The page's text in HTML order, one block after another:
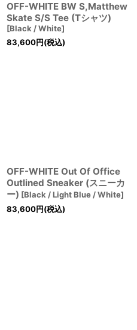
OFF-WHITE BW S,Matthew
Skate S/S Tee (Tシャツ)
[Black / White]
83,600円(税込)
OFF-WHITE Out Of Office
Outlined Sneaker (スニーカ
ー) [Black / Light Blue / White]
83,600円(税込)